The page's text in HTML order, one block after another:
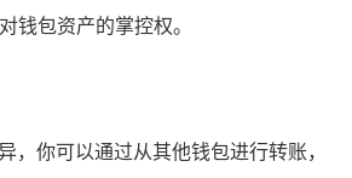
钱包资产的掌控权。
你可以通过从其他钱包进行转账，